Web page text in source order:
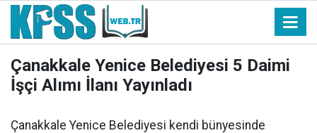
Çanakkale Yenice Belediyesi 5 Daimi
İşçi Alımı İlanı Yayınladı
Çanakkale Yenice Belediyesi kendi bünyesinde